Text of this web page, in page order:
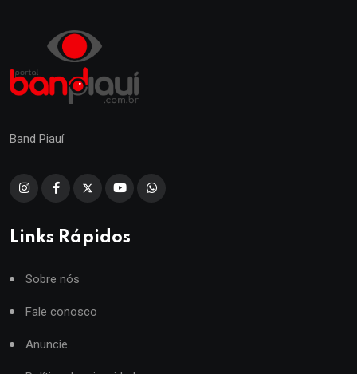
Band Piauí
Links Rápidos
Sobre nós
Fale conosco
Anuncie